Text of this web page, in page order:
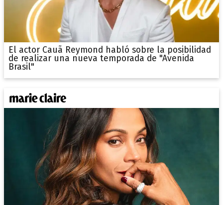
El actor Cauã Reymond habló sobre la posibilidad
de realizar una nueva temporada de "Avenida
Brasil"